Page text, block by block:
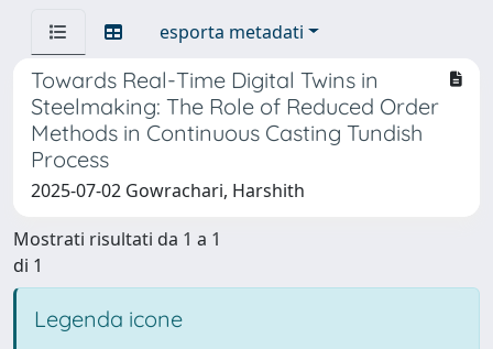
esporta metadati
Towards Real-Time Digital Twins in
Steelmaking: The Role of Reduced Order
Methods in Continuous Casting Tundish
Process
2025-07-02 Gowrachari, Harshith
Mostrati risultati da 1 a 1
di 1
Legenda icone